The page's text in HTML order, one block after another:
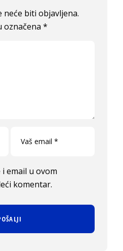
neće biti objavljena.
označena*
email u ovom
komentar.